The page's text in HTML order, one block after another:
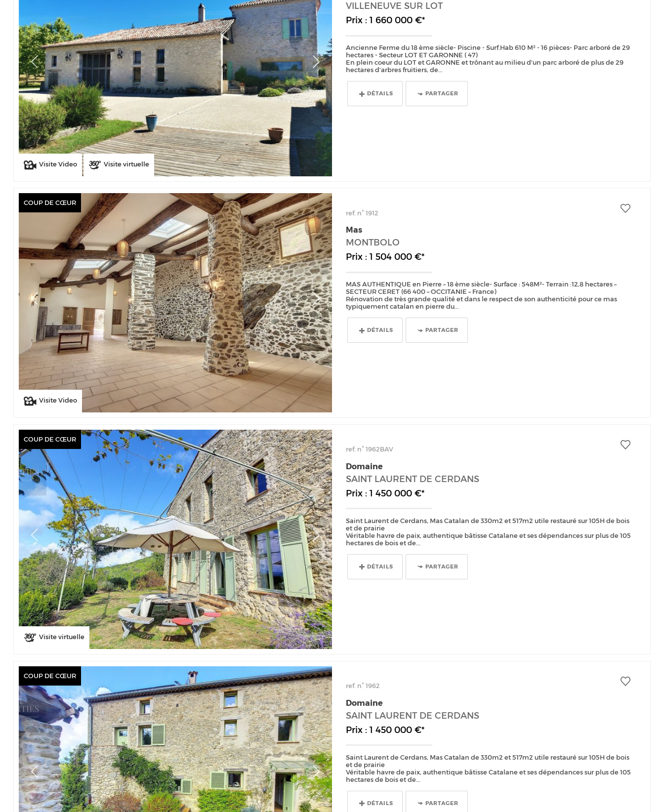
Visite Video Visite virtuelle
VILLENEUVE SUR LOT
Prix : 1 660 000 €*
Ancienne Ferme du 18 ème siècle- Piscine - Surf.Hab 610 M² - 16 pièces- Parc arboré de 29
hectares - Secteur LOT ET GARONNE ( 47)
En plein coeur du LOT et GARONNE et trônant au milieu d'un parc arboré de plus de 29
hectares d'arbres fruitiers, de...
DÉTAILS PARTAGER
Visite Video
COUP DE CŒUR
ref. n° 1912
Mas
MONTBOLO
Prix : 1 504 000 €*
MAS AUTHENTIQUE en Pierre – 18 ème siècle- Surface : 548M²- Terrain :12,8 hectares –
SECTEUR CERET (66 400 – OCCITANIE – France)
Rénovation de très grande qualité et dans le respect de son authenticité pour ce mas
typiquement catalan en pierre du...
DÉTAILS PARTAGER
Visite virtuelle
COUP DE CŒUR
ref. n° 1962BAV
Domaine
SAINT LAURENT DE CERDANS
Prix : 1 450 000 €*
Saint Laurent de Cerdans, Mas Catalan de 330m2 et 517m2 utile restauré sur 105H de bois
et de prairie
Véritable havre de paix, authentique bâtisse Catalane et ses dépendances sur plus de 105
hectares de bois et de...
DÉTAILS PARTAGER
COUP DE CŒUR
ref. n° 1962
Domaine
SAINT LAURENT DE CERDANS
Prix : 1 450 000 €*
Saint Laurent de Cerdans, Mas Catalan de 330m2 et 517m2 utile restauré sur 105H de bois
et de prairie
Véritable havre de paix, authentique bâtisse Catalane et ses dépendances sur plus de 105
hectares de bois et de...
DÉTAILS PARTAGER